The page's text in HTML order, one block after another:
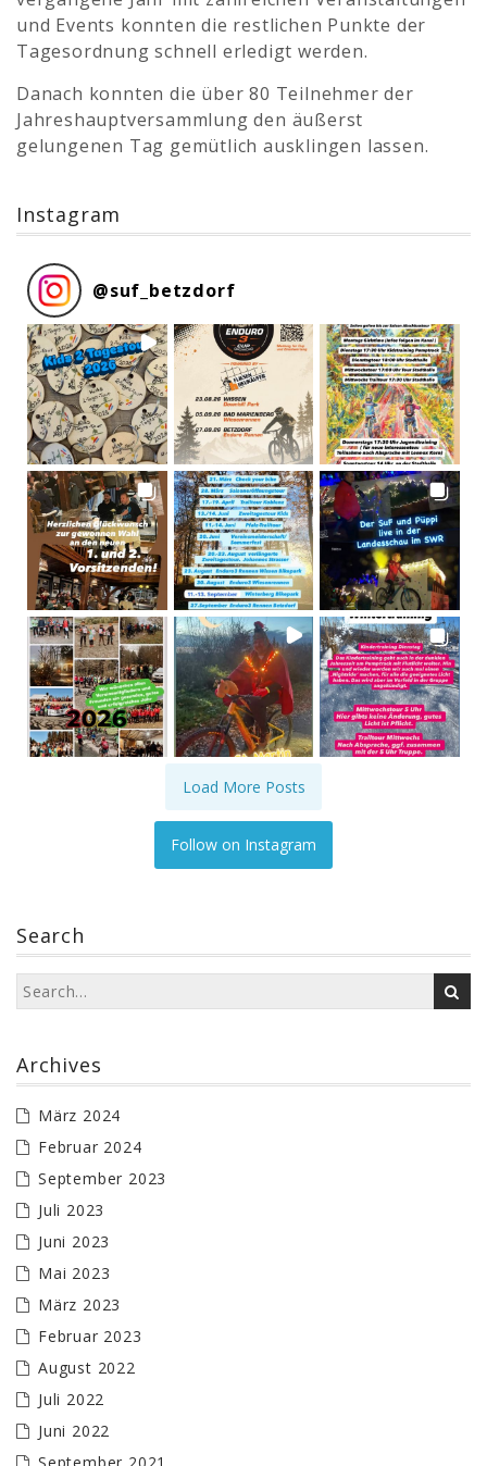
und Events konnten die restlichen Punkte der
Tagesordnung schnell erledigt werden.
Danach konnten die über 80 Teilnehmer der
Jahreshauptversammlung den äußerst
gelungenen Tag gemütlich ausklingen lassen.
Instagram
@suf_betzdorf
Load More Posts
Follow on Instagram
Search
Archives
März 2024
Februar 2024
September 2023
Juli 2023
Juni 2023
Mai 2023
März 2023
Februar 2023
August 2022
Juli 2022
Juni 2022
September 2021